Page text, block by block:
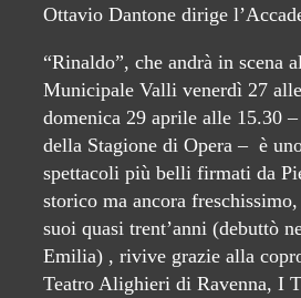
Ottavio Dantone dirige
“Rinaldo”, che andrà in scena
Municipale Valli venerdì 27
domenica 29 aprile alle 15.30
della Stagione di Opera – è
spettacoli più belli firmati da
storico ma ancora
suoi quasi trent’anni (debuttò
Emilia) , rivive grazie alla
Teatro Alighieri di Ravenna, I